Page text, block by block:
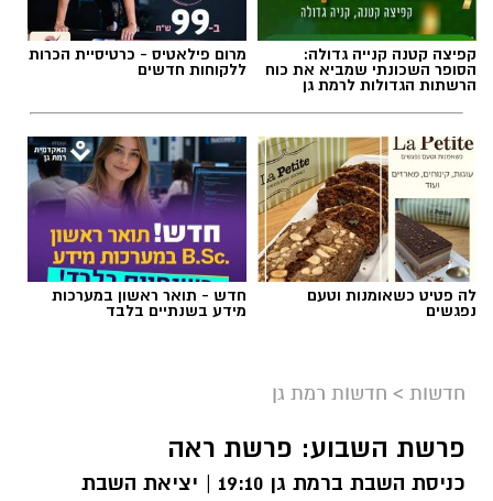
קפיצה קטנה קנייה גדולה:
הסופר השכונתי שמביא את כוח
הרשתות הגדולות לרמת גן
מרום פילאטיס - כרטיסיית הכרות
ללקוחות חדשים
לה פטיט כשאומנות וטעם
נפגשים
חדש - תואר ראשון במערכות
מידע בשנתיים בלבד
חדשות > חדשות רמת גן
פרשת השבוע: פרשת ראה
כניסת השבת ברמת גן 19:10 | יציאת השבת